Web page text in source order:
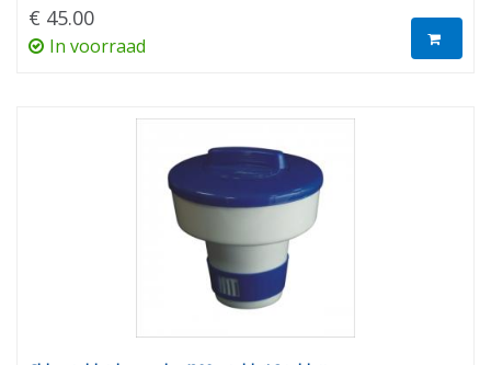
€ 45.00
In voorraad